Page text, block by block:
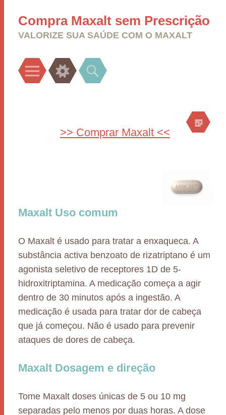
Compra Maxalt sem Prescrição
VALORIZE SUA SAÚDE COM O MAXALT
Menu Widgets Search
>> Comprar Maxalt <<
Maxalt Uso comum
O Maxalt é usado para tratar a enxaqueca. A
substância activa benzoato de rizatriptano é um
agonista seletivo de receptores 1D de 5-
hidroxitriptamina. A medicação começa a agir
dentro de 30 minutos após a ingestão. A
medicação é usada para tratar dor de cabeça
que já começou. Não é usado para prevenir
ataques de dores de cabeça.
Maxalt Dosagem e direção
Tome Maxalt doses únicas de 5 ou 10 mg
separadas pelo menos por duas horas. A dose